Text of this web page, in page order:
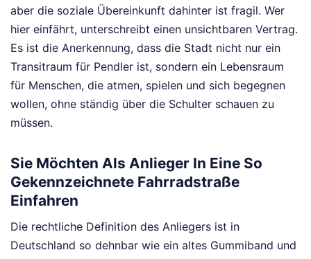
aber die soziale Übereinkunft dahinter ist fragil. Wer
hier einfährt, unterschreibt einen unsichtbaren Vertrag.
Es ist die Anerkennung, dass die Stadt nicht nur ein
Transitraum für Pendler ist, sondern ein Lebensraum
für Menschen, die atmen, spielen und sich begegnen
wollen, ohne ständig über die Schulter schauen zu
müssen.
Sie Möchten Als Anlieger In Eine So
Gekennzeichnete Fahrradstraße
Einfahren
Die rechtliche Definition des Anliegers ist in
Deutschland so dehnbar wie ein altes Gummiband und